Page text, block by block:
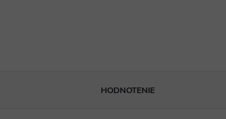
HODNOTENIE